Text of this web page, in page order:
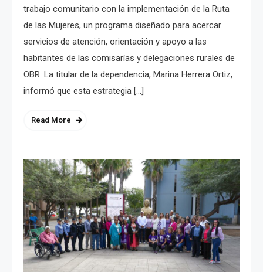
trabajo comunitario con la implementación de la Ruta
de las Mujeres, un programa diseñado para acercar
servicios de atención, orientación y apoyo a las
habitantes de las comisarías y delegaciones rurales de
OBR. La titular de la dependencia, Marina Herrera Ortiz,
informó que esta estrategia […]
Read More